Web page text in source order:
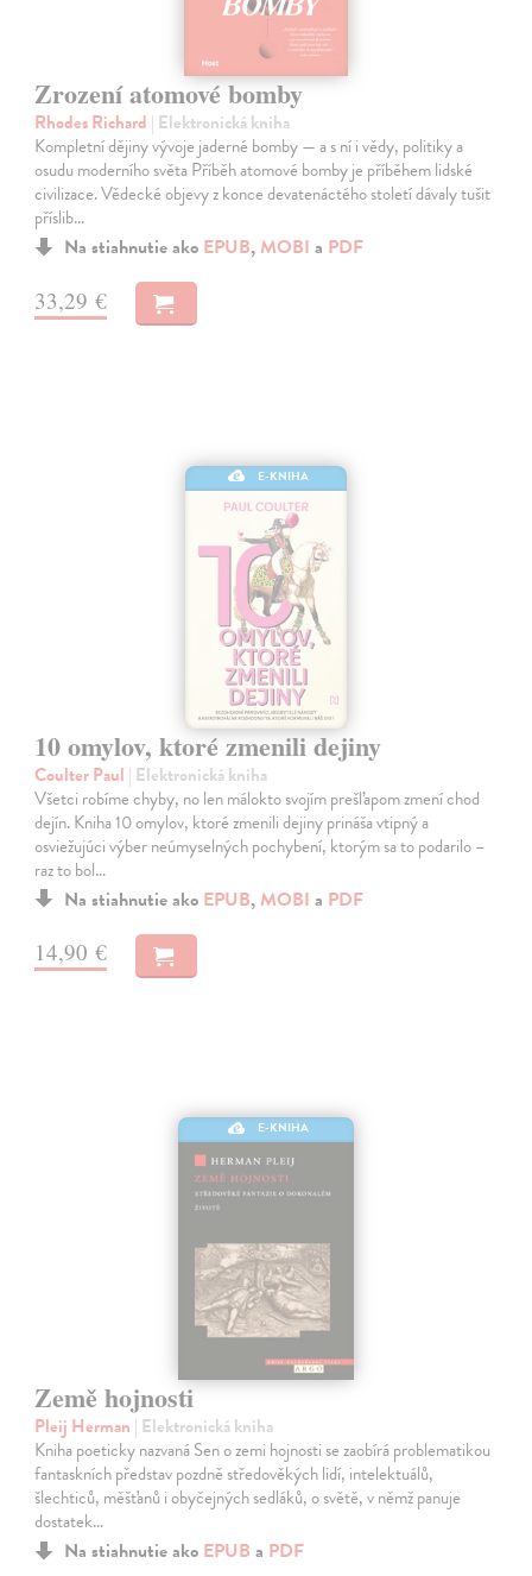
Zrození atomové bomby
Rhodes Richard | Elektronická kniha
Kompletní dějiny vývoje jaderné bomby — a s ní i vědy, politiky a
osudu moderního světa Příběh atomové bomby je příběhem lidské
civilizace. Vědecké objevy z konce devatenáctého století dávaly tušit
příslib…
Na stiahnutie ako EPUB, MOBI a PDF
33,29 €
E-KNIHA
10 omylov, ktoré zmenili dejiny
Coulter Paul | Elektronická kniha
Všetci robíme chyby, no len málokto svojím prešľapom zmení chod
dejín. Kniha 10 omylov, ktoré zmenili dejiny prináša vtipný a
osviežujúci výber neúmyselných pochybení, ktorým sa to podarilo –
raz to bol…
Na stiahnutie ako EPUB, MOBI a PDF
14,90 €
E-KNIHA
Země hojnosti
Pleij Herman | Elektronická kniha
Kniha poeticky nazvaná Sen o zemi hojnosti se zaobírá problematikou
fantaskních představ pozdně středověkých lidí, intelektuálů,
šlechticů, měšťanů i obyčejných sedláků, o světě, v němž panuje
dostatek…
Na stiahnutie ako EPUB a PDF